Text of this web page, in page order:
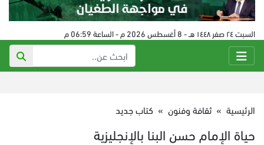
السبت ٢٤ صفر ١٤٤٨ هـ - 8 أغسطس 2026 م - الساعة 06:59 م
الرئيسية » ثقافة وفنون » كتاب جديد
حياة الإمام حسن البنا بالإنجليزية